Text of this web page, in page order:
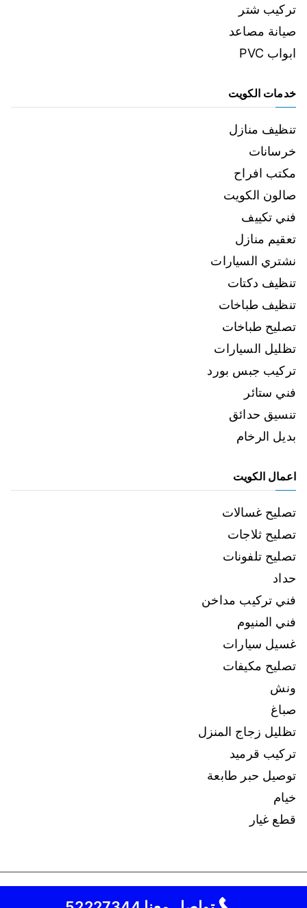
تركيب شتر
صيانة مصاعد
ابواب PVC
خدمات الكويت
تنظيف منازل
خرسانات
مكتب افراح
صالون الكويت
فني تكييف
تعقيم منازل
نشتري السيارات
تنظيف دكتات
تنظيف طباخات
تصليح طباخات
تظليل السيارات
تركيب جبس بورد
فني ستائر
تنسيق حدائق
بديل الرخام
اعمال الكويت
تصليح غسالات
تصليح ثلاجات
تصليح تلفونات
حداد
فني تركيب مداخن
فني المنيوم
غسيل سيارات
تصليح مكيفات
ونش
صباغ
تظليل زجاج المنزل
تركيب قرميد
توصيل حبر طابعة
خيام
قطع غيار
كافة الحقوق محفوظة لـ نقل عفش© 2026